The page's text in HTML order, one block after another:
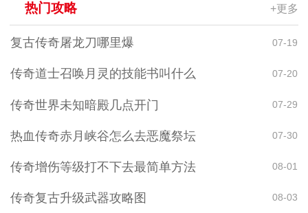
热门攻略 +更多
复古传奇屠龙刀哪里爆 07-19
传奇道士召唤月灵的技能书叫什么 07-20
传奇世界未知暗殿几点开门 07-29
热血传奇赤月峡谷怎么去恶魔祭坛 07-30
传奇增伤等级打不下去最简单方法 08-01
传奇复古升级武器攻略图 08-03